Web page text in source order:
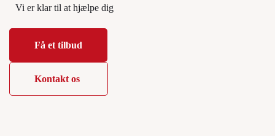
Vi er klar til at hjælpe dig
Få et tilbud
Kontakt os